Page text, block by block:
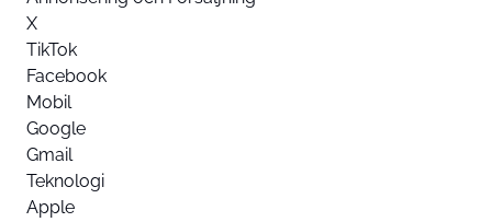
X
TikTok
Facebook
Mobil
Google
Gmail
Teknologi
Apple